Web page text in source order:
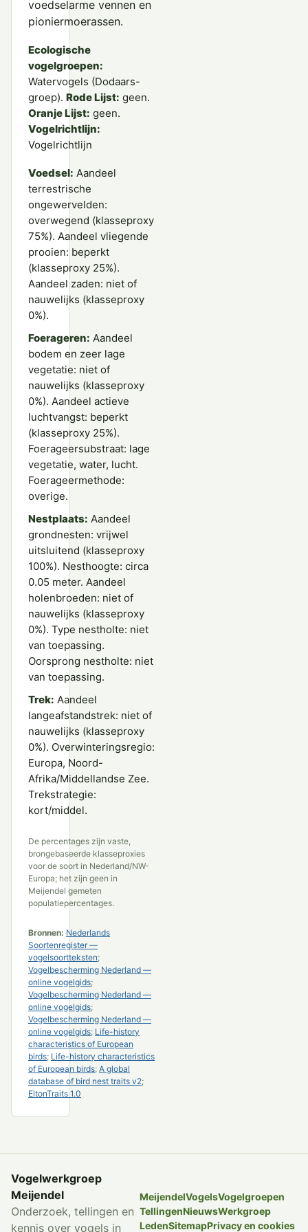
voedselarme vennen en
pioniermoerassen.
Ecologische
vogelgroepen:
Watervogels (Dodaars-
groep). Rode Lijst: geen.
Oranje Lijst: geen.
Vogelrichtlijn:
Vogelrichtlijn
Voedsel: Aandeel
terrestrische
ongewervelden:
overwegend (klasseproxy
75%). Aandeel vliegende
prooien: beperkt
(klasseproxy 25%).
Aandeel zaden: niet of
nauwelijks (klasseproxy
0%).
Foerageren: Aandeel
bodem en zeer lage
vegetatie: niet of
nauwelijks (klasseproxy
0%). Aandeel actieve
luchtvangst: beperkt
(klasseproxy 25%).
Foerageersubstraat: lage
vegetatie, water, lucht.
Foerageermethode:
overige.
Nestplaats: Aandeel
grondnesten: vrijwel
uitsluitend (klasseproxy
100%). Nesthoogte: circa
0.05 meter. Aandeel
holenbroeden: niet of
nauwelijks (klasseproxy
0%). Type nestholte: niet
van toepassing.
Oorsprong nestholte: niet
van toepassing.
Trek: Aandeel
langeafstandstrek: niet of
nauwelijks (klasseproxy
0%). Overwinteringsregio:
Europa, Noord-
Afrika/Middellandse Zee.
Trekstrategie:
kort/middel.
De percentages zijn vaste,
brongebaseerde klasseproxies
voor de soort in Nederland/NW-
Europa; het zijn geen in
Meijendel gemeten
populatiepercentages.
Bronnen: Nederlands
Soortenregister —
vogelsoortteksten;
Vogelbescherming Nederland —
online vogelgids;
Vogelbescherming Nederland —
online vogelgids;
Vogelbescherming Nederland —
online vogelgids; Life-history
characteristics of European
birds; Life-history characteristics
of European birds; A global
database of bird nest traits v2;
EltonTraits 1.0
Vogelwerkgroep
Meijendel
Onderzoek, tellingen en
kennis over vogels in
MeijendelVogelsVogelgroepen
TellingenNieuwsWerkgroep
LedenSitemapPrivacy en cookies